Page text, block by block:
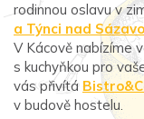
rodinnou oslavu v
a Týnci nad
V Kácově nabízíme
s kuchyňkou pro
vás přivítá
v budově hostelu.